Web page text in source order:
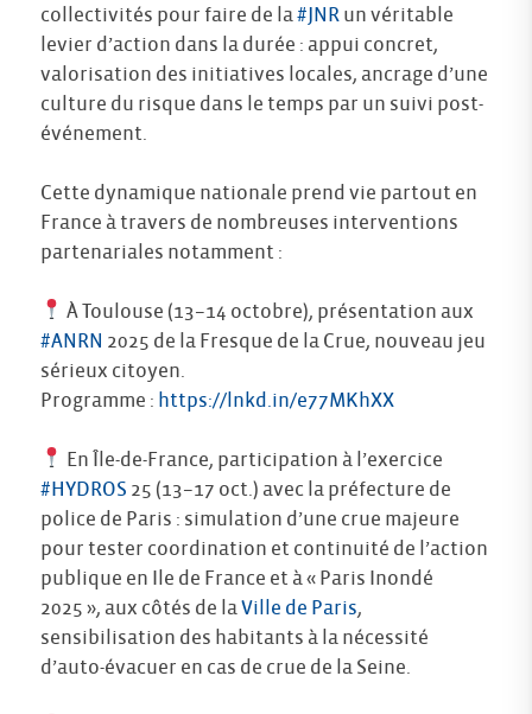
collectivités pour faire de la#JNR un véritable
levier d’action dans la durée : appui concret,
valorisation des initiatives locales, ancrage d’une
culture du risque dans le temps par un suivi post-
événement.
Cette dynamique nationale prend vie partout en
France à travers de nombreuses interventions
partenariales notamment :
À Toulouse (13–14 octobre), présentation aux
#ANRN 2025 de la Fresque de la Crue, nouveau jeu
sérieux citoyen.
Programme : https://lnkd.in/e77MKhXX
En Île-de-France, participation à l’exercice
#HYDROS 25 (13–17 oct.) avec la préfecture de
police de Paris : simulation d’une crue majeure
pour tester coordination et continuité de l’action
publique en Ile de France et à « Paris Inondé
2025 », aux côtés de laVille de Paris,
sensibilisation des habitants à la nécessité
d’auto-évacuer en cas de crue de la Seine.